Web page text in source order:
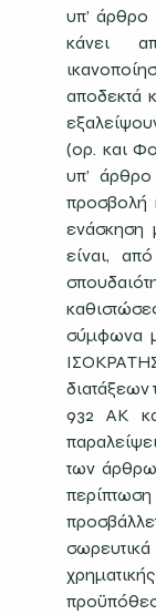
υπ’
κάνει
αποδεκτά
(ορ. και
υπ’
προσβολή
ενάσκηση
είναι,
σύμφωνα
διατάξεων
932 ΑΚ
των